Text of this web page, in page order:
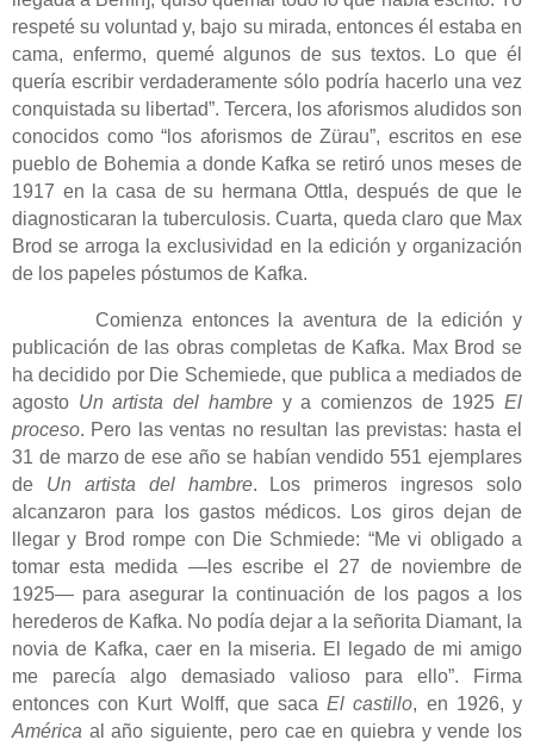
respeté su voluntad y, bajo su mirada, entonces él estaba en
cama, enfermo, quemé algunos de sus textos. Lo que él
quería escribir verdaderamente sólo podría hacerlo una vez
conquistada su libertad”. Tercera, los aforismos aludidos son
conocidos como “los aforismos de Zürau”, escritos en ese
pueblo de Bohemia a donde Kafka se retiró unos meses de
1917 en la casa de su hermana Ottla, después de que le
diagnosticaran la tuberculosis. Cuarta, queda claro que Max
Brod se arroga la exclusividad en la edición y organización
de los papeles póstumos de Kafka.
Comienza entonces la aventura de la edición y
publicación de las obras completas de Kafka. Max Brod se
ha decidido por Die Schemiede, que publica a mediados de
agosto Un artista del hambrey a comienzos de 1925El
proceso. Pero las ventas no resultan las previstas: hasta el
31 de marzo de ese año se habían vendido 551 ejemplares
de Un artista del hambre. Los primeros ingresos solo
alcanzaron para los gastos médicos. Los giros dejan de
llegar y Brod rompe con Die Schmiede: “Me vi obligado a
tomar esta medida —les escribe el 27 de noviembre de
1925— para asegurar la continuación de los pagos a los
herederos de Kafka. No podía dejar a la señorita Diamant, la
novia de Kafka, caer en la miseria. El legado de mi amigo
me parecía algo demasiado valioso para ello”. Firma
entonces con Kurt Wolff, que sacaEl castillo, en 1926, y
América al año siguiente, pero cae en quiebra y vende los